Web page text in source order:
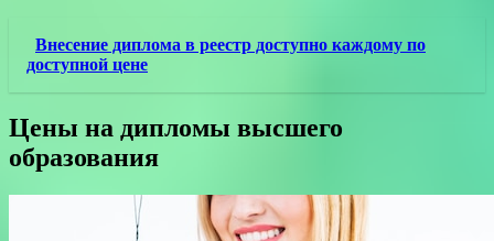
Внесение диплома в реестр доступно каждому по
доступной цене
Цены на дипломы высшего
образования